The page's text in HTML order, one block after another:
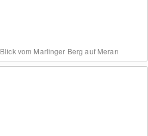
Blick vom Marlinger Berg auf Meran